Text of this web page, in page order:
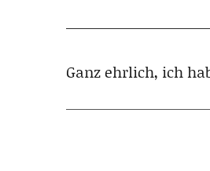
Ganz ehrlich, ich